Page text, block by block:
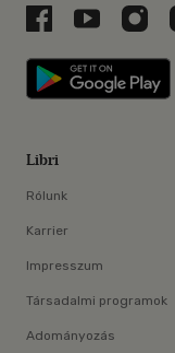
Libri aLibri a
Libri
Rólunk
Karrier
Impresszum
Társadalmi programok
Adományozás